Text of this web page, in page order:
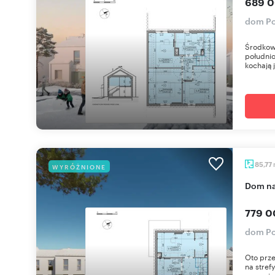
dom
kochają
WYRÓŻNIONE 85,77
dom
779
dom
Oto
na